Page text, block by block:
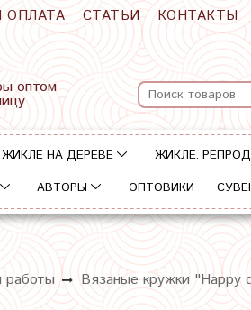
ОПЛАТА СТАТЬИ КОНТАКТЫ
оптом
НА ДЕРЕВЕ ЖИКЛЕ.
АВТОРЫ ОПТОВИКИ
работы Вязаные кружки "Happy